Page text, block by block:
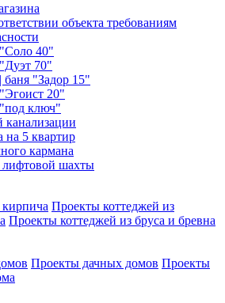
объекта требованиям
40"
70"
"Задор 15"
20"
ключ"
канализации
на 5 квартир
кармана
шахты
Проекты коттеджей из
Проекты коттеджей из бруса и бревна
Проекты дачных домов Проекты